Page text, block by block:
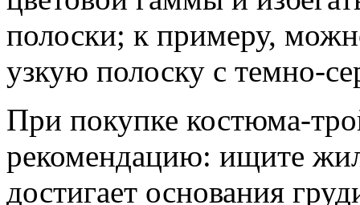
полоски; к примеру,
узкую полоску с темно-
При покупке костюма-
рекомендацию: ищите
достигает основания